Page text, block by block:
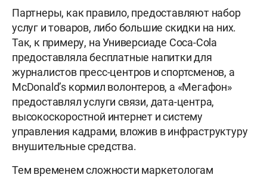
Партнеры, как правило, предоставляют набор
услуг и товаров, либо большие скидки на них.
Так, к примеру, на Универсиаде Coca-Cola
предоставляла бесплатные напитки для
журналистов пресс-центров и спортсменов, а
McDonald’s кормил волонтеров, а «Мегафон»
предоставлял услуги связи, дата-центра,
высокоскоростной интернет и систему
управления кадрами, вложив в инфраструктуру
внушительные средства.
Тем временем сложности маркетологам